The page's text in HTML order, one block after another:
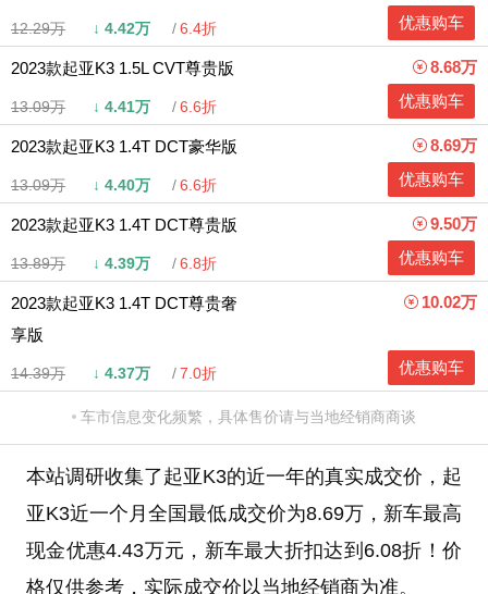
12.29万 ↓ 4.42万 6.4折
优惠购车
2023款起亚K3 1.5L CVT尊贵版
13.09万 ↓ 4.41万 6.6折
8.68万
优惠购车
2023款起亚K3 1.4T DCT豪华版
13.09万 ↓ 4.40万 6.6折
8.69万
优惠购车
2023款起亚K3 1.4T DCT尊贵版
13.89万 ↓ 4.39万 6.8折
9.50万
优惠购车
2023款起亚K3 1.4T DCT尊贵奢
享版
14.39万 ↓ 4.37万 7.0折
10.02万
优惠购车
车市信息变化频繁，具体售价请与当地经销商商谈
本站调研收集了起亚K3的近一年的真实成交价，起
亚K3近一个月全国最低成交价为8.69万，新车最高
现金优惠4.43万元，新车最大折扣达到6.08折！价
格仅供参考，实际成交价以当地经销商为准。